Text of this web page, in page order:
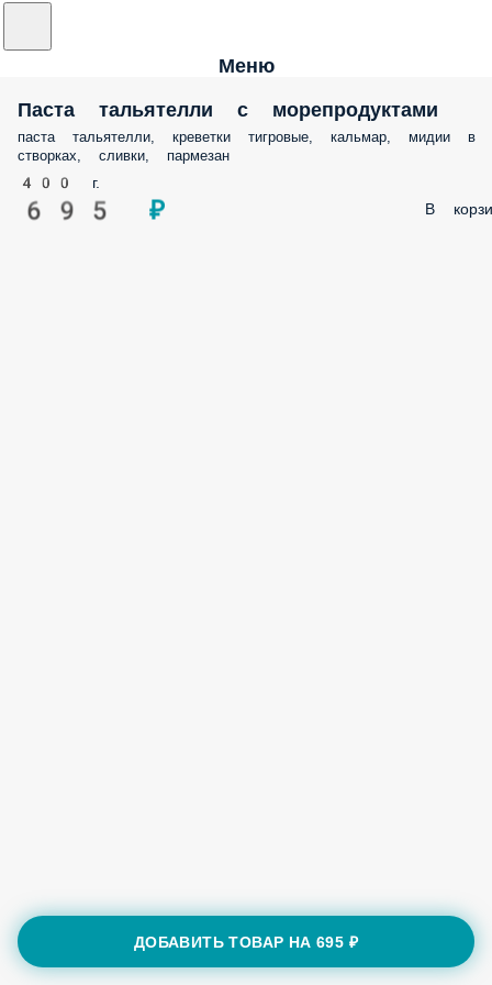
Меню
Паста тальятелли с морепродуктами
паста тальятелли, креветки тигровые, кальмар, мидии в
створках, сливки, пармезан
400 г.
695 ₽ В
ДОБАВИТЬ ТОВАР НА695 ₽